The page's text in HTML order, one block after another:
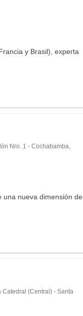
y Brasil), experta
Nro. 1 - Cochabamba,
una nueva dimensión de
Catedral (Central) - Santa